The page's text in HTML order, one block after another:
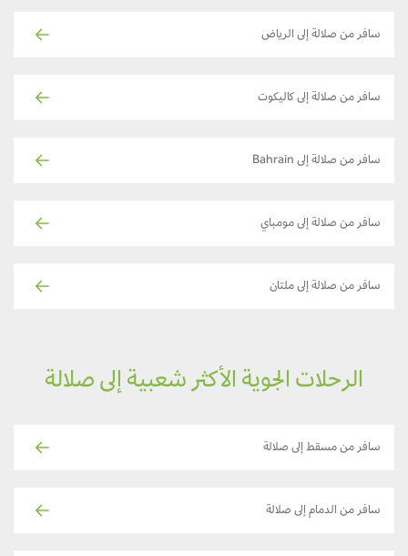
سافر من صلالة إلى الرياض
سافر من صلالة إلى كاليكوت
سافر من صلالة إلى Bahrain
سافر من صلالة إلى مومباي
سافر من صلالة إلى ملتان
الرحلات الجوية الأكثر شعبية إلى صلالة
سافر من مسقط إلى صلالة
سافر من الدمام إلى صلالة